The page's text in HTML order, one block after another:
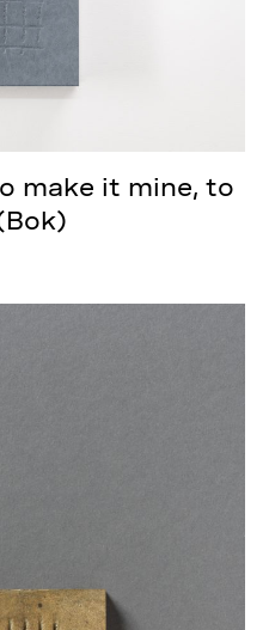
make it mine, to